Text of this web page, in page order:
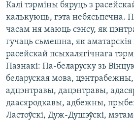
Калі тэрміны бяруць з
калькуюць, гэта небясьпечна.
часам ня маюць сэнсу, як
гучаць сьмешна, як
расейскай псыхалягічнага
Пазнакі: Па-беларуску зь
беларуская мова,
адцэнтравы, дацэнтравы,
даасяродкавы, адбежны,
Ластоўскі, Дуж-Душэўскі,